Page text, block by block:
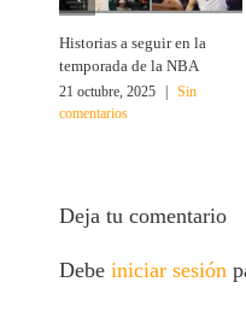
Historias a seguir en la
temporada de la NBA
21 octubre, 2025 |
Sin
comentarios
Deja tu comentario
Debeiniciar sesión